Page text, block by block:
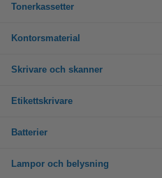
Tonerkassetter
Kontorsmaterial
Skrivare och skanner
Etikettskrivare
Batterier
Lampor och belysning